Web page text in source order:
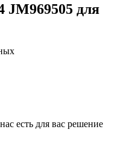
JM969505 для
есть для вас решение